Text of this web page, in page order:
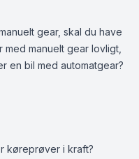
gear, skal du have
manuelt gear lovligt,
en bil med automatgear?
køreprøver i kraft?